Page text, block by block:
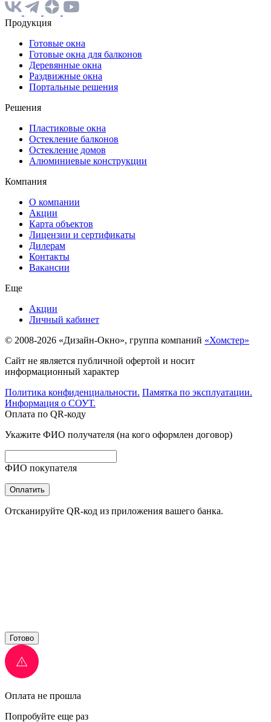
Продукция
Готовые окна
Готовые окна для балконов
Деревянные окна
Раздвижные окна
Портальные решения
Решения
Пластиковые окна
Остекление балконов
Остекление домов
Алюминиевые конструкции
Компания
О компании
Акции
Карта объектов
Лицензии и сертификаты
Дилерам
Контакты
Вакансии
Еще
Акции
Личный кабинет
© 2008-2026 «Дизайн-Окно», группа компаний «Хомстер»
Сайт не является публичной офертой и носит
информационный характер
Политика конфиденциальности. Памятка по эксплуатации.
Информация о СОУТ.
Оплата по QR-коду
Укажите ФИО получателя (на кого оформлен договор)
ФИО покупателя
Оплатить
Отсканируйте QR-код из приложения вашего банка.
Готово
Оплата не прошла
Попробуйте еще раз